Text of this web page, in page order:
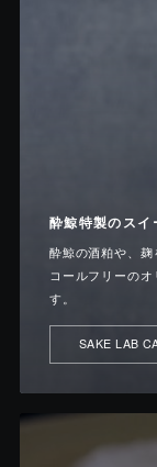
酔鯨特製のスイ
酔鯨の酒粕や、
コールフリーの
す。
SAKE LAB